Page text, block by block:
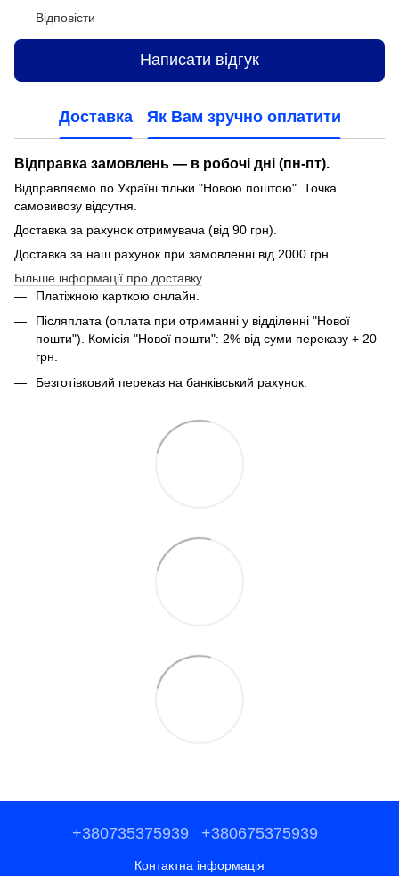
Відповісти
Написати відгук
Доставка Як Вам зручно оплатити
Відправка замовлень — в робочі дні (пн-пт).
Відправляємо по Україні тільки "Новою поштою". Точка
самовивозу відсутня.
Доставка за рахунок отримувача (від 90 грн).
Доставка за наш рахунок при замовленні від 2000 грн.
Більше інформації про доставку
Платіжною карткою онлайн.
Післяплата (оплата при отриманні у відділенні "Нової
пошти"). Комісія "Нової пошти": 2% від суми переказу + 20
грн.
Безготівковий переказ на банківський рахунок.
+380735375939 +380675375939
Контактна інформація